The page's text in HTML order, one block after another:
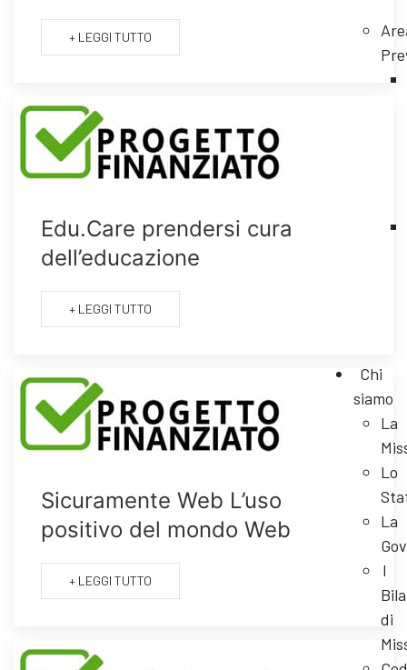
Chi
siamo
La
Lo
La
I
di
+ LEGGI TUTTO
Edu.Care prendersi cura
dell’educazione
+ LEGGI TUTTO
Sicuramente Web L’uso
positivo del mondo Web
+ LEGGI TUTTO